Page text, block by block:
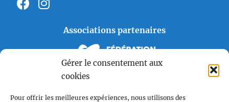
Gérer le consentement aux
cookies
Pour offrir les meilleures expériences, nous utilisons des
Associations partenaires